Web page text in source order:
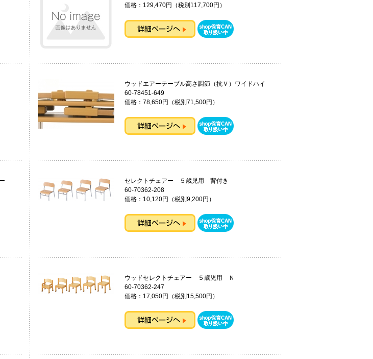
価格：129,470円（税別117,700円）
ウッドエアーテーブル高さ調節（抗Ｖ）ワイドハイ
60-78451-649
価格：78,650円（税別71,500円）
ー
セレクトチェアー ５歳児用 背付き
60-70362-208
価格：10,120円（税別9,200円）
ウッドセレクトチェアー ５歳児用 Ｎ
60-70362-247
価格：17,050円（税別15,500円）